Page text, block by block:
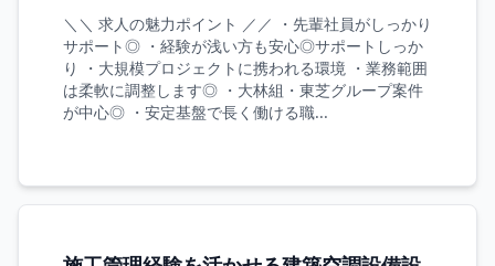
＼＼ 求人の魅力ポイント ／／ ・先輩社員がしっかり
サポート◎ ・経験が浅い方も安心◎サポートしっか
り ・大規模プロジェクトに携われる環境 ・業務範囲
は柔軟に調整します◎ ・大林組・東芝グループ案件
が中心◎ ・安定基盤で長く働ける職...